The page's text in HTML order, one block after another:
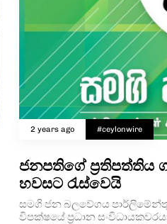
2 years ago #ceylonwire
ජනපතිගේ ප්‍රතිපත්තිය
හවසට රැස්වෙයි
සමගි ජන බලවේගය
විපක්ෂයේ ප්‍රධාන